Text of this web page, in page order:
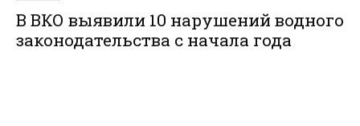
В ВКО выявили 10 нарушений водного
законодательства с начала года